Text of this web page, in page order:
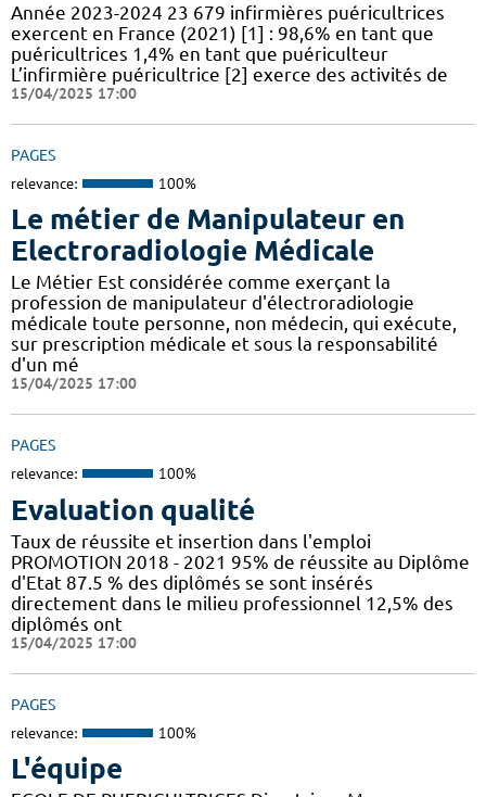
Année 2023-2024 23 679 infirmières puéricultrices
exercent en France (2021) [1] : 98,6% en tant que
puéricultrices 1,4% en tant que puériculteur
L’infirmière puéricultrice [2] exerce des activités de
15/04/2025 17:00
PAGES
relevance: 100%
Le métier de Manipulateur en
Electroradiologie Médicale
Le Métier Est considérée comme exerçant la
profession de manipulateur d'électroradiologie
médicale toute personne, non médecin, qui exécute,
sur prescription médicale et sous la responsabilité
d'un mé
15/04/2025 17:00
PAGES
relevance: 100%
Evaluation qualité
Taux de réussite et insertion dans l'emploi
PROMOTION 2018 - 2021 95% de réussite au Diplôme
d'Etat 87.5 % des diplômés se sont insérés
directement dans le milieu professionnel 12,5% des
diplômés ont
15/04/2025 17:00
PAGES
relevance: 100%
L'équipe